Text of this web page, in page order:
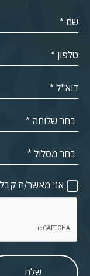
אני מאשר/ת
שלח